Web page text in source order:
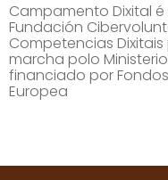
Campamento Dixital
Fundación
Competencias
marcha polo
financiado por
Europea